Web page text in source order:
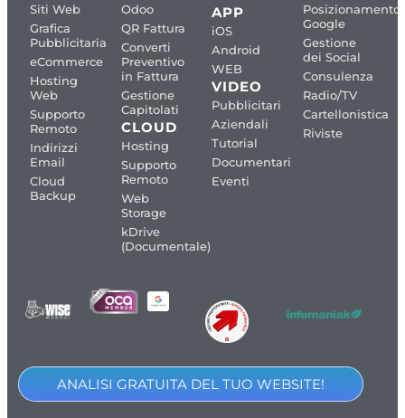
Siti Web
Grafica
Pubblicitaria
eCommerce
Hosting
Web
Supporto
Remoto
Indirizzi
Email
Cloud
Backup
Odoo
QR Fattura
Converti
Preventivo
in Fattura
Gestione
Capitolati
CLOUD
Hosting
Supporto
Remoto
Web
Storage
kDrive
(Documentale)
APP
iOS
Android
WEB
VIDEO
Pubblicitari
Aziendali
Tutorial
Documentari
Eventi
Posizionamento
Google
Gestione
dei Social
Consulenza
Radio/TV
Cartellonistica
Riviste
ANALISI GRATUITA DEL TUO WEBSITE!